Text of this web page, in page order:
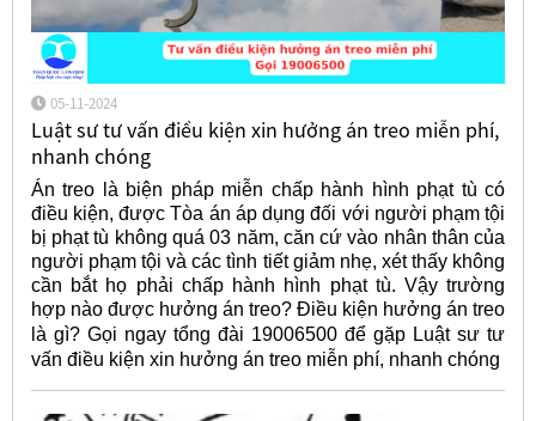
05-11-2024
Luật sư tư vấn điều kiện xin hưởng án treo miễn phí,
nhanh chóng
Án treo là biện pháp miễn chấp hành hình phạt tù có
điều kiện, được Tòa án áp dụng đối với người phạm tội
bị phạt tù không quá 03 năm, căn cứ vào nhân thân của
người phạm tội và các tình tiết giảm nhẹ, xét thấy không
cần bắt họ phải chấp hành hình phạt tù. Vậy trường
hợp nào được hưởng án treo? Điều kiện hưởng án treo
là gì? Gọi ngay tổng đài 19006500 để gặp Luật sưtư
vấn điều kiện xin hưởng án treo miễn phí, nhanh chóng